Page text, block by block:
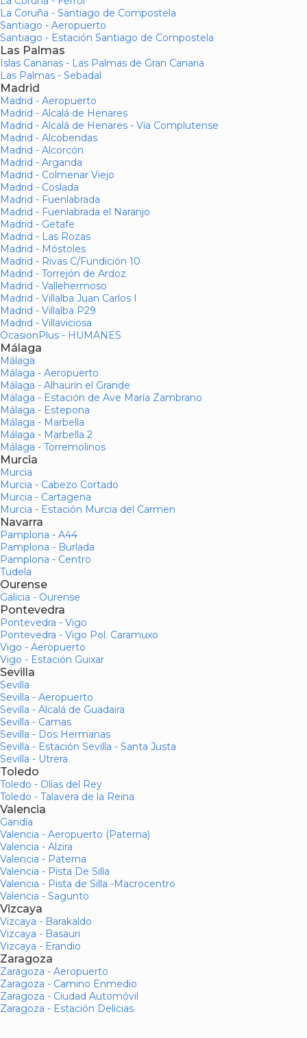
La Coruña - Santiago de Compostela
Santiago - Aeropuerto
Santiago - Estación Santiago de Compostela
Las Palmas
Islas Canarias - Las Palmas de Gran Canaria
Las Palmas - Sebadal
Madrid
Madrid - Aeropuerto
Madrid - Alcalá de Henares
Madrid - Alcalá de Henares - Vía Complutense
Madrid - Alcobendas
Madrid - Alcorcón
Madrid - Arganda
Madrid - Colmenar Viejo
Madrid - Coslada
Madrid - Fuenlabrada
Madrid - Fuenlabrada el Naranjo
Madrid - Getafe
Madrid - Las Rozas
Madrid - Móstoles
Madrid - Rivas C/Fundición 10
Madrid - Torrejón de Ardoz
Madrid - Vallehermoso
Madrid - Villalba Juan Carlos I
Madrid - Villalba P29
Madrid - Villaviciosa
OcasionPlus - HUMANES
Málaga
Málaga
Málaga - Aeropuerto
Málaga - Alhaurín el Grande
Málaga - Estación de Ave María Zambrano
Málaga - Estepona
Málaga - Marbella
Málaga - Marbella 2
Málaga - Torremolinos
Murcia
Murcia
Murcia - Cabezo Cortado
Murcia - Cartagena
Murcia - Estación Murcia del Carmen
Navarra
Pamplona - A44
Pamplona - Burlada
Pamplona - Centro
Tudela
Ourense
Galicia - Ourense
Pontevedra
Pontevedra - Vigo
Pontevedra - Vigo Pol. Caramuxo
Vigo - Aeropuerto
Vigo - Estación Guixar
Sevilla
Sevilla
Sevilla - Aeropuerto
Sevilla - Alcalá de Guadaira
Sevilla - Camas
Sevilla - Dos Hermanas
Sevilla - Estación Sevilla - Santa Justa
Sevilla - Utrera
Toledo
Toledo - Olías del Rey
Toledo - Talavera de la Reina
Valencia
Gandía
Valencia - Aeropuerto (Paterna)
Valencia - Alzira
Valencia - Paterna
Valencia - Pista De Silla
Valencia - Pista de Silla -Macrocentro
Valencia - Sagunto
Vizcaya
Vizcaya - Barakaldo
Vizcaya - Basauri
Vizcaya - Erandio
Zaragoza
Zaragoza - Aeropuerto
Zaragoza - Camino Enmedio
Zaragoza - Ciudad Automóvil
Zaragoza - Estación Delicias